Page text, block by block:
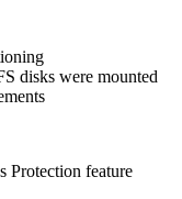
disks were mounted
Protection feature